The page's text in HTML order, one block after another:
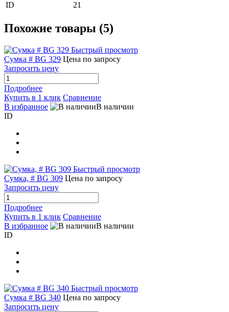
ID
21
Похожие товары (5)
Быстрый просмотр
Сумка # BG 329 Цена по запросу
Запросить цену
Подробнее
Купить в 1 клик Сравнение
В избранное
В наличии
ID
Быстрый просмотр
Сумка, # BG 309 Цена по запросу
Запросить цену
Подробнее
Купить в 1 клик Сравнение
В избранное
В наличии
ID
Быстрый просмотр
Сумка # BG 340 Цена по запросу
Запросить цену